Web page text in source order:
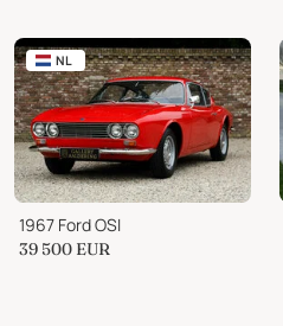
NL
1967 Ford OSI
39 500 EUR